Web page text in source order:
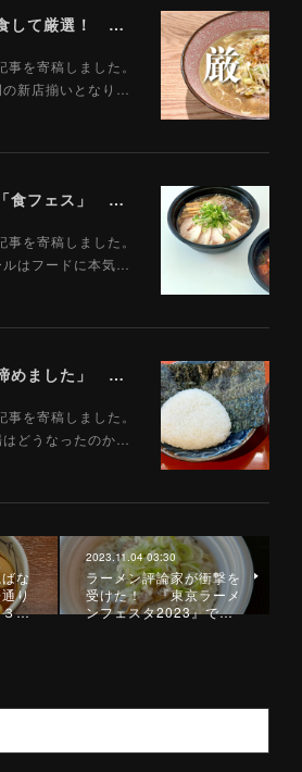
ラーメン評論家が実食して厳選！ 「いま絶対に食べるべきラーメン」ベスト５！【2026年８月】（ Yahoo!ニュース）8/2
を寄稿しました。
新店揃いとなり…
市営プールで本気の「食フェス」 プールサイドで味わえる「ご当地麺」の実力は？（Yahoo!ニュース）7/28
を寄稿しました。
はフードに本気…
「数百万円の売上は諦めました」 全東信破産で飲食店はどうなったのか？ 被害を受けた飲食店店主に聞いた（Yahoo!ニュース）7/17
を寄稿しました。
どうなったのか…
な
り
３…
2023.11.04 03:30
ラーメン評論家が衝撃を
受けた！ 『東京ラーメ
ンフェスタ2023』で…